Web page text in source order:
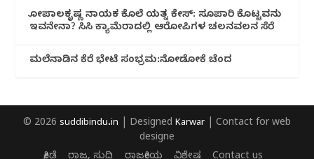
ಗೋಪಾಲಕೃಷ್ಣ ನಾಯಕ ಕೊಲೆ ಯತ್ನ ಕೇಸ್: ಸೂಪಾರಿ ಕೊಟ್ಟವನು
ಇವನೇನಾ? ಸಿಸಿ ಕ್ಯಾಮೆರಾದಲ್ಲಿ ಆರೋಪಿಗಳ ಚಲನವಲನ ಸೆರೆ
ಮಲೆನಾಡಿ‌ನ ಕೆರೆ ಭೇಟೆ ಸಂಭ್ರಮ:ನೋಡೋಕೆ ಚೆಂದ
© 2026 suddibindu.in | Designed Karwar | Contact for web
designe